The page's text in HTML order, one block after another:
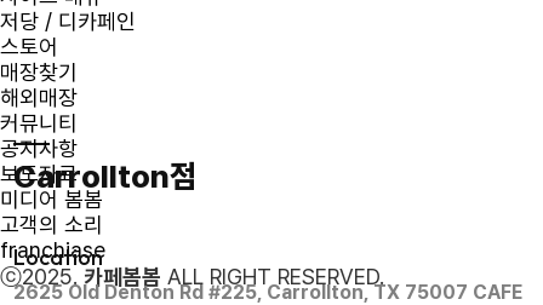
저당 / 디카페인
스토어
매장찾기
해외매장
커뮤니티
공지사항
보도자료
미디어 봄봄
고객의 소리
franchiase
ⓒ2025. 카페봄봄 ALL RIGHT RESERVED.
Carrollton점
Location
2625 Old Denton Rd #225, Carrollton, TX 75007 CAFE